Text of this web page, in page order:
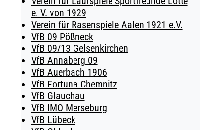
e. V. von 1929
Verein für Rasenspiele Aalen 1921 e.V.
VfB 09 Pößneck
VfB 09/13 Gelsenkirchen
VfB Annaberg 09
VfB Auerbach 1906
VfB Fortuna Chemnitz
VfB Glauchau
VfB IMO Merseburg
VfB Lübeck